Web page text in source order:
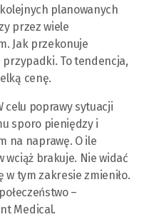
planowanych
przez wiele
Jak przekonuje
To tendencja,
cenę.
celu poprawy sytuacji
sporo pieniędzy i
na naprawę. O ile
wciąż brakuje. Nie widać
w tym zakresie zmieniło.
–
Medical.